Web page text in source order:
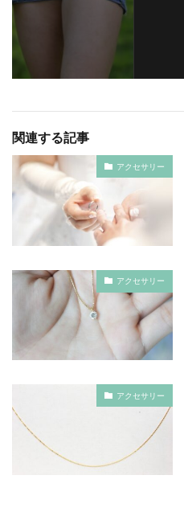
関連する記事
アクセサリー
アクセサリー
アクセサリー